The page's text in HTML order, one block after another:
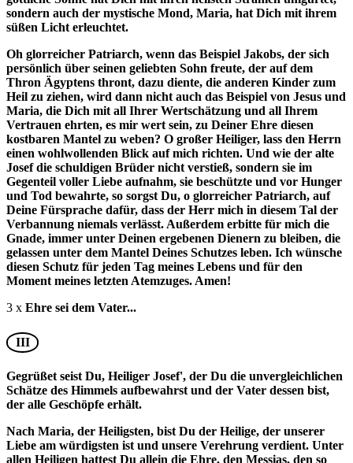
sondern auch der mystische Mond, Maria, hat Dich mit ihrem
süßen Licht erleuchtet.
Oh glorreicher Patriarch, wenn das Beispiel Jakobs, der sich
persönlich über seinen geliebten Sohn freute, der auf dem
Thron Ägyptens thront, dazu diente, die anderen Kinder zum
Heil zu ziehen, wird dann nicht auch das Beispiel von Jesus und
Maria, die Dich mit all Ihrer Wertschätzung und all Ihrem
Vertrauen ehrten, es mir wert sein, zu Deiner Ehre diesen
kostbaren Mantel zu weben? O großer Heiliger, lass den Herrn
einen wohlwollenden Blick auf mich richten. Und wie der alte
Josef die schuldigen Brüder nicht verstieß, sondern sie im
Gegenteil voller Liebe aufnahm, sie beschützte und vor Hunger
und Tod bewahrte, so sorgst Du, o glorreicher Patriarch, auf
Deine Fürsprache dafür, dass der Herr mich in diesem Tal der
Verbannung niemals verlässt. Außerdem erbitte für mich die
Gnade, immer unter Deinen ergebenen Dienern zu bleiben, die
gelassen unter dem Mantel Deines Schutzes leben. Ich wünsche
diesen Schutz für jeden Tag meines Lebens und für den
Moment meines letzten Atemzuges. Amen!
3 x Ehre sei dem Vater...
III
Gegrüßet seist Du, Heiliger Josef', der Du die unvergleichlichen
Schätze des Himmels aufbewahrst und der Vater dessen bist,
der alle Geschöpfe erhält.
Nach Maria, der Heiligsten, bist Du der Heilige, der unserer
Liebe am würdigsten ist und unsere Verehrung verdient. Unter
allen Heiligen hattest Du allein die Ehre, den Messias, den so